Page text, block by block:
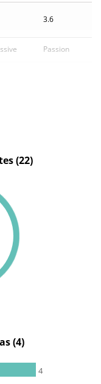
3.6
Passion
(22)
(4)
4